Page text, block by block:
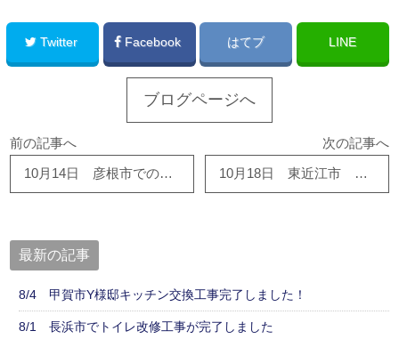
Twitter Facebook はてブ LINE
ブログページへ
前の記事へ
10月14日 彦根市での介護住宅改修工事、完了しました！
次の記事へ
10月18日 東近江市 Ｏ様邸 離れ改修工事完了しました！！ 有難う御座いました！！
最新の記事
8/4 甲賀市Y様邸キッチン交換工事完了しました！
8/1 長浜市でトイレ改修工事が完了しました